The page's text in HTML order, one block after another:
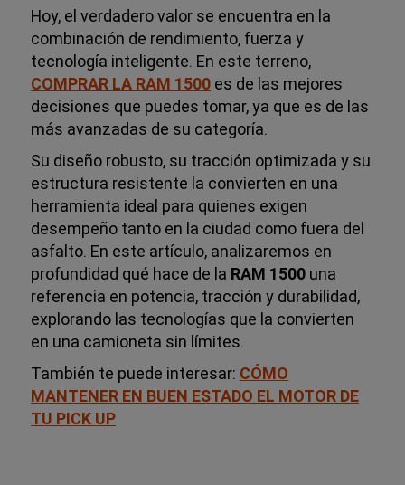
Hoy, el verdadero valor se encuentra en la
combinación de rendimiento, fuerza y
tecnología inteligente. En este terreno,
COMPRAR LA RAM 1500 es de las mejores
decisiones que puedes tomar, ya que es de las
más avanzadas de su categoría.
Su diseño robusto, su tracción optimizada y su
estructura resistente la convierten en una
herramienta ideal para quienes exigen
desempeño tanto en la ciudad como fuera del
asfalto. En este artículo, analizaremos en
profundidad qué hace de la RAM 1500 una
referencia en potencia, tracción y durabilidad,
explorando las tecnologías que la convierten
en una camioneta sin límites.
También te puede interesar: CÓMO
MANTENER EN BUEN ESTADO EL MOTOR DE
TU PICK UP